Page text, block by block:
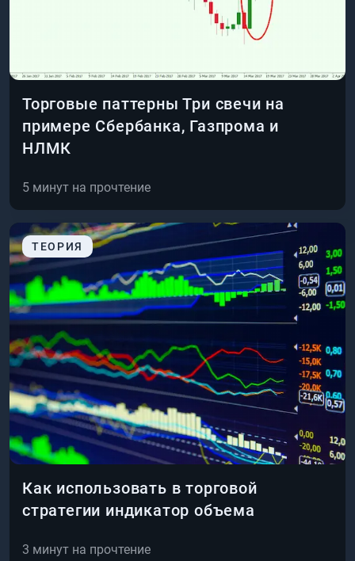
Торговые паттерны Три свечи на
примере Сбербанка, Газпрома и
НЛМК
5 минут на прочтение
ТЕОРИЯ
Как использовать в торговой
стратегии индикатор объема
3 минут на прочтение